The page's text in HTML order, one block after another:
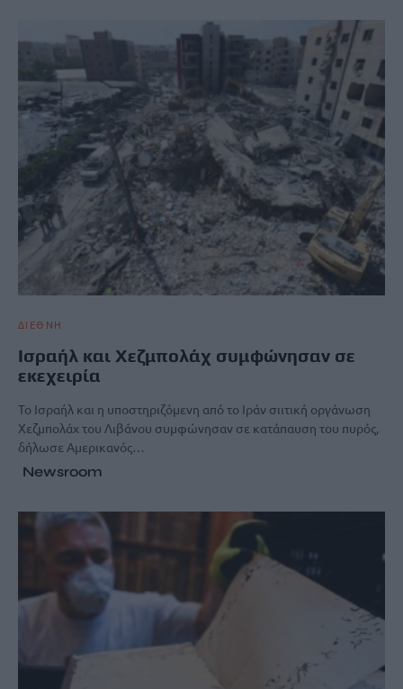
ΔΙΕΘΝΗ
Ισραήλ και Χεζμπολάχ συμφώνησαν σε
εκεχειρία
Το Ισραήλ και η υποστηριζόμενη από το Ιράν σιιτική οργάνωση
Χεζμπολάχ του Λιβάνου συμφώνησαν σε κατάπαυση του πυρός,
δήλωσε Αμερικανός…
Newsroom